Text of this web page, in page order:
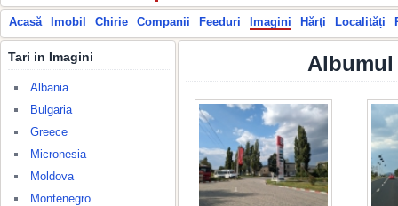
Acasă Imobil Chirie Companii Feeduri Imagini Hărţi Localități
Tari in Imagini
Albania
Bulgaria
Greece
Micronesia
Moldova
Montenegro
Albumul